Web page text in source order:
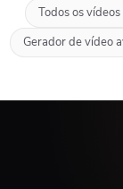
Todos os
Gerador de vídeo